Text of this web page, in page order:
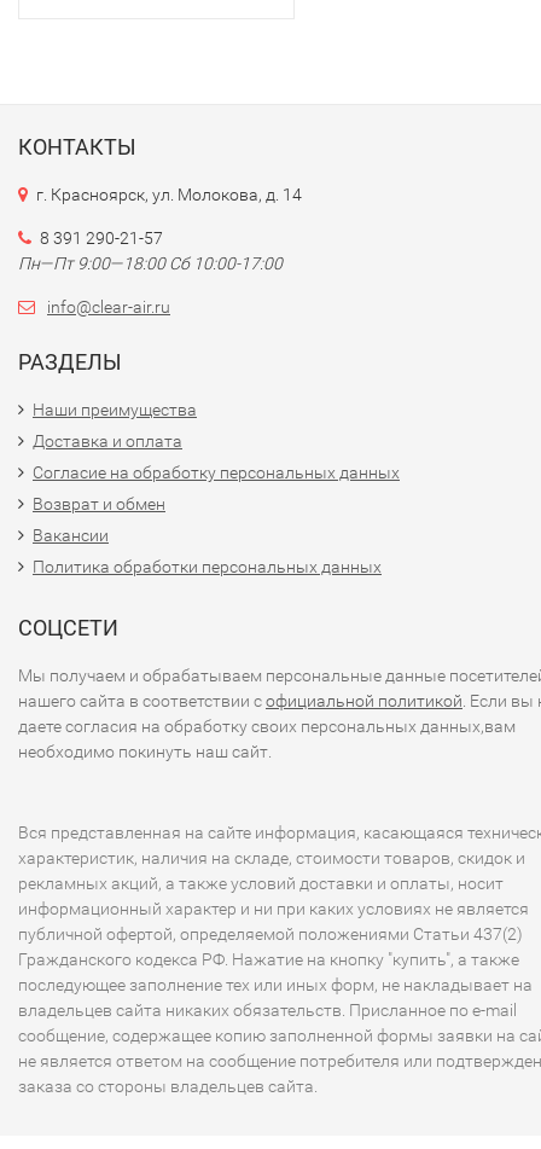
КОНТАКТЫ
г. Красноярск, ул. Молокова, д. 14
8 391 290-21-57
Пн—Пт 9:00—18:00 Сб 10:00-17:00
info@clear-air.ru
РАЗДЕЛЫ
Наши преимущества
Доставка и оплата
Согласие на обработку персональных данных
Возврат и обмен
Вакансии
Политика обработки персональных данных
СОЦСЕТИ
Мы получаем и обрабатываем персональные данные
нашего сайта в соответствии софициальной политикой . Если вы
даете согласия на обработку своих персональных данных,вам
необходимо покинуть наш сайт.
Вся представленная на сайте информация, касающаяся
характеристик, наличия на складе, стоимости товаров, скидок и
рекламных акций, а также условий доставки и оплаты, носит
информационный характер и ни при каких условиях не является
публичной офертой, определяемой положениями Статьи 437(2)
Гражданского кодекса РФ. Нажатие на кнопку "купить", а также
последующее заполнение тех или иных форм, не накладывает на
владельцев сайта никаких обязательств. Присланное по e-mail
сообщение, содержащее копию заполненной формы заявки на
не является ответом на сообщение потребителя или
заказа со стороны владельцев сайта.